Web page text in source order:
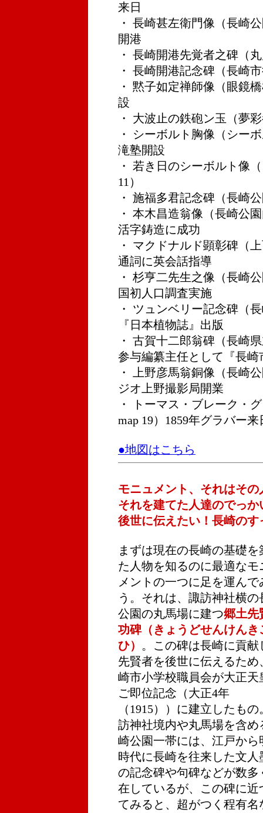
来日
・ 長崎甚左衛門像（長崎
開港
・ 長崎開港先覚者之碑（
・ 長崎開港記念碑（長崎
・ 黙子如定禅師像（眼鏡
設
・ 大波止の鉄砲ン玉（夢
・ シーボルト胸像（シー
滝塾開設
・ 若き日のシーボルト像
11）
・ 施福多君記念碑（長崎
・ 本木昌造翁像（長崎公
活字鋳造に成功
・ マクドナルド顕彰碑（
通詞に英会話指導
・ 杉亨二先生之像（長崎
国初人口調査実施
・ ツュンベリー記念碑（
『日本植物誌』出版
・ 古賀十二郎翁碑（長崎
参与編纂主任として『長崎
・ 上野彦馬翁銅像（長崎
ジオ上野撮影局開業
・ トーマス・ブレーク・
map 19）1859年グラバー来
●地図はこちら
モニュメント、それはその
それを建てた人達のでっ
後世に伝えたい！長崎の
まずは現在の長崎の基礎を
た人物を知るのに最適なモ
メントの一つに足を運んで
う。それは、諏訪神社横の
公園の丸馬場に建つ郷土先
功碑（きょうどせんけんき
ひ） 。この碑は長崎に貢献
先賢者を後世に伝えるため
崎市小学校職員会が大正天
ご即位記念（大正4年
（1915））に建立したもの
訪神社境内や丸馬場を含め
崎公園一帯には、江戸から
時代に長崎を往来した文人
の記念碑や句碑などが数多
在しているが、この碑に近
てみると、超がつく程有名